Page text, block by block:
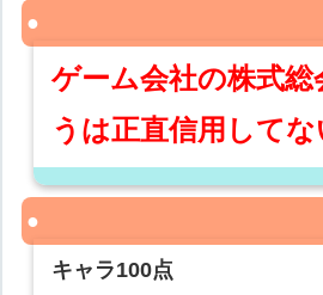
ゲーム会社の株式総
うは正直信用してな
キャラ100点